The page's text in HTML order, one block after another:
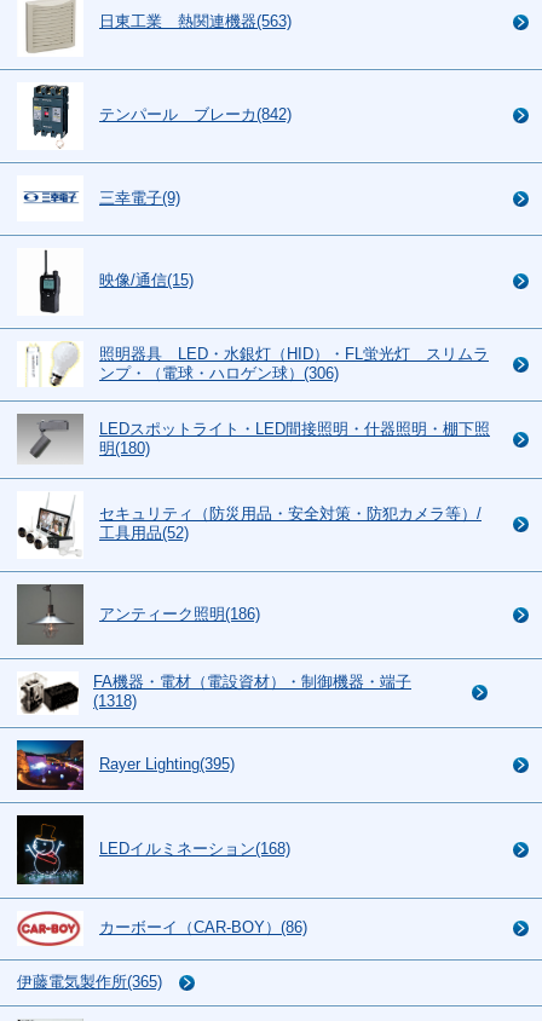
日東工業 熱関連機器(563)
テンパール ブレーカ(842)
三幸電子(9)
映像/通信(15)
照明器具 LED・水銀灯（HID）・FL蛍光灯 スリムラ
ンプ・（電球・ハロゲン球）(306)
LEDスポットライト・LED間接照明・什器照明・棚下照
明(180)
セキュリティ（防災用品・安全対策・防犯カメラ等）/
工具用品(52)
アンティーク照明(186)
FA機器・電材（電設資材）・制御機器・端子
(1318)
Rayer Lighting(395)
LEDイルミネーション(168)
カーボーイ（CAR-BOY）(86)
伊藤電気製作所(365)